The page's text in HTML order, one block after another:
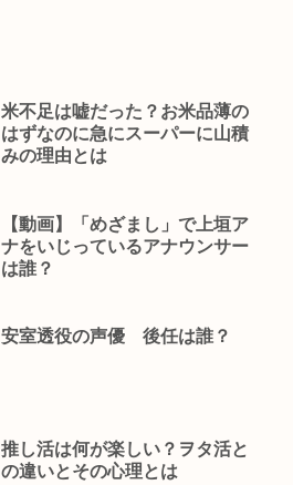
米不足は嘘だった？お米品薄の
はずなのに急にスーパーに山積
みの理由とは
【動画】「めざまし」で上垣ア
ナをいじっているアナウンサー
は誰？
安室透役の声優 後任は誰？
推し活は何が楽しい？ヲタ活と
の違いとその心理とは